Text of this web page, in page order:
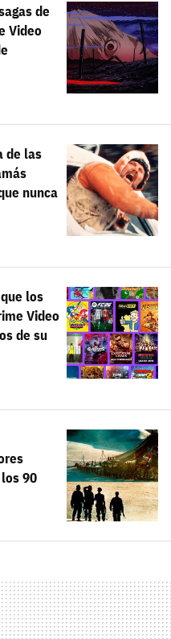
de
Video
de las
nunca
los
Video
de su
90
no tienes cuenta?
gratis
Facebook ya no está
seguir usando tu cuenta
con Facebook
mayúsculas, espacios, tildes
la
politica de privacidad y
con Google
en 3DJuegos